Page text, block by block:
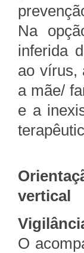
Na
inferida
ao vírus,
a mãe/
e a
vertical
O